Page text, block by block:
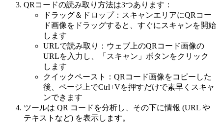
QRコードの読み取り方法は3つあります：
ドラッグ＆ドロップ：スキャンエリアにQRコー
ド画像をドラッグすると、すぐにスキャンを開始
します
URLで読み取り：ウェブ上のQRコード画像の
URLを入力し、「スキャン」ボタンをクリック
します
クイックペースト：QRコード画像をコピーした
後、ページ上でCtrl+Vを押すだけで素早くスキャ
ンできます
ツールは QR コードを分析し、その下に情報 (URL や
テキストなど) を表示します。